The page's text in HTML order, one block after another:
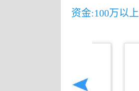
资金:100万以上